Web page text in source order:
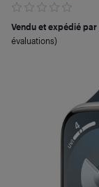
Vendu et expédié par
évaluations)